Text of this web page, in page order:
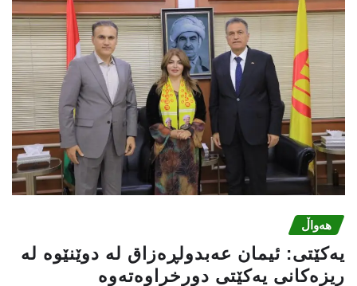
هەواڵ
یه‌كێتی: ئیمان عه‌بدولڕه‌زاق له‌ دوێنێوه‌ له‌
ریزه‌كانی یه‌كێتی دورخراوه‌ته‌وه‌